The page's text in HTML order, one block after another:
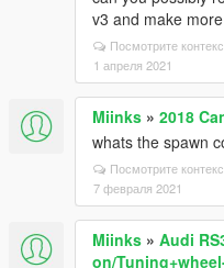
v3 and make
Посмотрите
1 апреля 2021
Miinks » 2018
whats the spawn
Посмотрите
7 февраля 2021
Miinks » Audi
on/